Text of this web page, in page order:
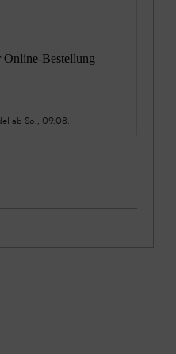
Bestellung
ab So., 09.08.